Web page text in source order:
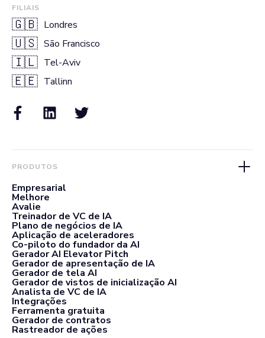
FILIAIS
🇬🇧 Londres
🇺🇸 São Francisco
🇮🇱 Tel-Aviv
🇪🇪 Tallinn
PRODUTOS
Empresarial
Melhore
Avalie
Treinador de VC de IA
Plano de negócios de IA
Aplicação de aceleradores
Co-piloto do fundador da AI
Gerador AI Elevator Pitch
Gerador de apresentação de IA
Gerador de tela AI
Gerador de vistos de inicialização AI
Analista de VC de IA
Integrações
Ferramenta gratuita
Gerador de contratos
Rastreador de ações